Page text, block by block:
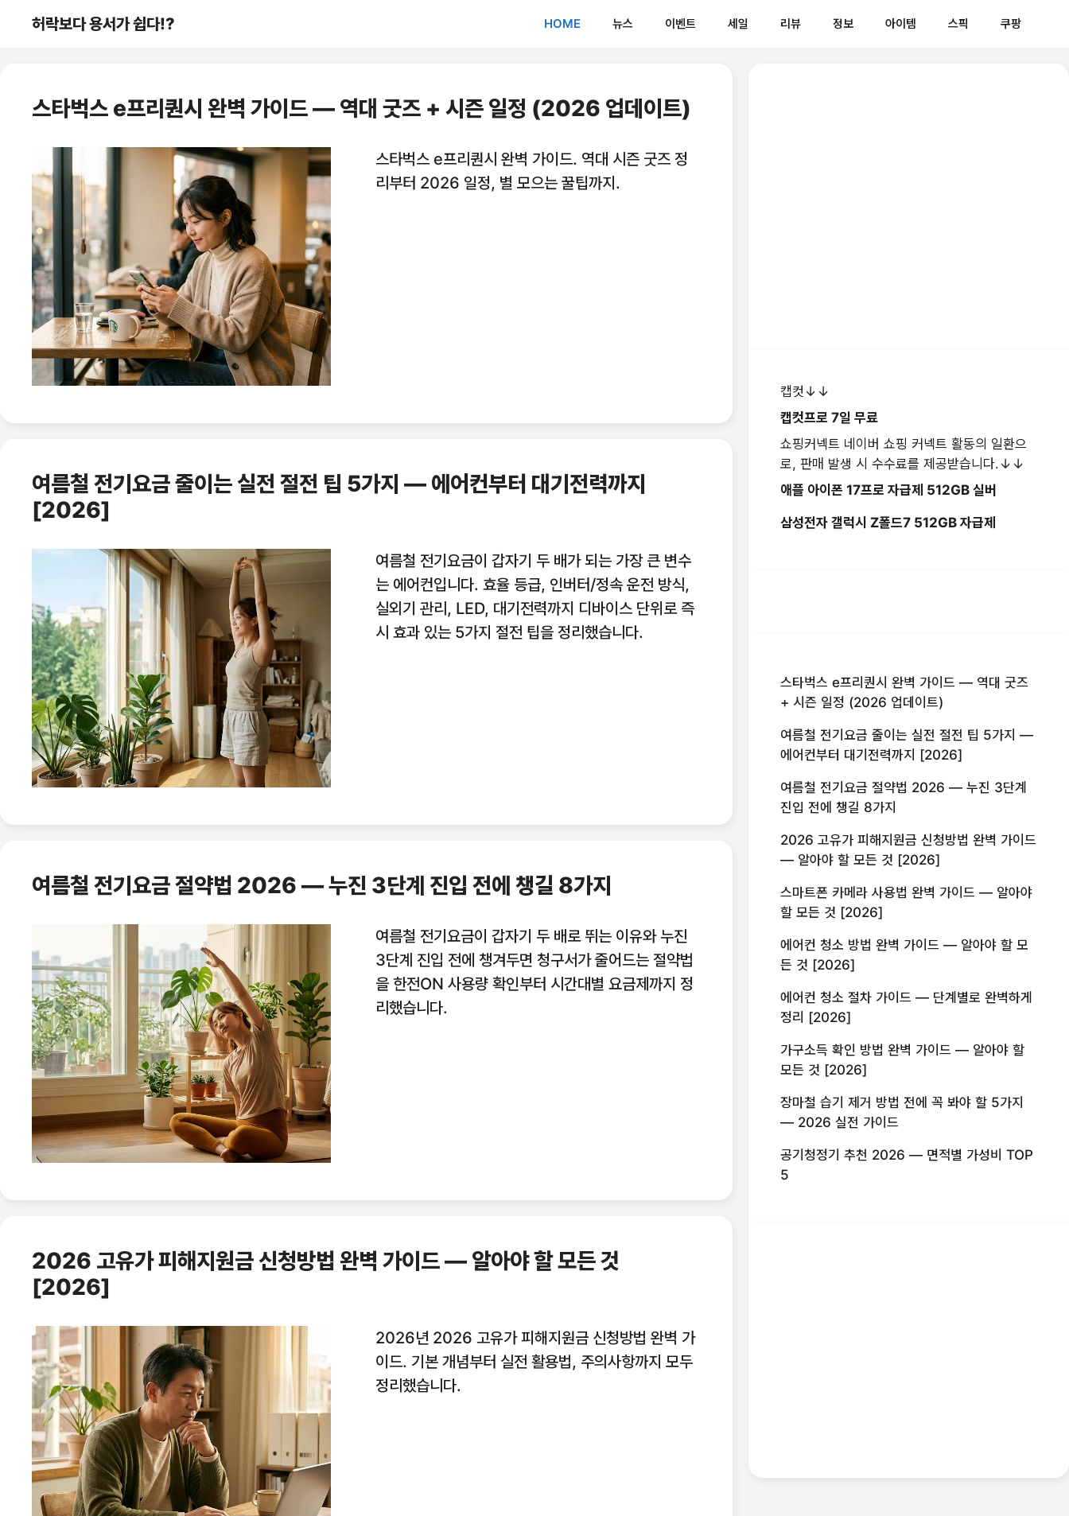
허락보다 용서가 쉽다!? HOME 뉴스 이벤트 세일 리뷰 정보 아이템 스픽 쿠팡
스타벅스 e프리퀀시 완벽 가이드 — 역대 굿즈 + 시즌 일정 (2026 업데이트)
스타벅스 e프리퀀시 완벽 가이드. 역대 시즌 굿즈 정
리부터 2026 일정, 별 모으는 꿀팁까지.
여름철 전기요금 줄이는 실전 절전 팁 5가지 — 에어컨부터 대기전력까지
[2026]
여름철 전기요금이 갑자기 두 배가 되는 가장 큰 변수
는 에어컨입니다. 효율 등급, 인버터/정속 운전 방식,
실외기 관리, LED, 대기전력까지 디바이스 단위로 즉
시 효과 있는 5가지 절전 팁을 정리했습니다.
여름철 전기요금 절약법 2026 — 누진 3단계 진입 전에 챙길 8가지
여름철 전기요금이 갑자기 두 배로 뛰는 이유와 누진
3단계 진입 전에 챙겨두면 청구서가 줄어드는 절약법
을 한전ON 사용량 확인부터 시간대별 요금제까지 정
리했습니다.
2026 고유가 피해지원금 신청방법 완벽 가이드 — 알아야 할 모든 것
[2026]
2026년 2026 고유가 피해지원금 신청방법 완벽 가
이드. 기본 개념부터 실전 활용법, 주의사항까지 모두
정리했습니다.
캡컷↓↓
캡컷프로 7일 무료
쇼핑커넥트 네이버 쇼핑 커넥트 활동의 일환으
로, 판매 발생 시 수수료를 제공받습니다.↓↓
애플 아이폰 17프로 자급제 512GB 실버
삼성전자 갤럭시 Z폴드7 512GB 자급제
스타벅스 e프리퀀시 완벽 가이드 — 역대 굿즈
+ 시즌 일정 (2026 업데이트)
여름철 전기요금 줄이는 실전 절전 팁 5가지 —
에어컨부터 대기전력까지 [2026]
여름철 전기요금 절약법 2026 — 누진 3단계
진입 전에 챙길 8가지
2026 고유가 피해지원금 신청방법 완벽 가이드
— 알아야 할 모든 것 [2026]
스마트폰 카메라 사용법 완벽 가이드 — 알아야
할 모든 것 [2026]
에어컨 청소 방법 완벽 가이드 — 알아야 할 모
든 것 [2026]
에어컨 청소 절차 가이드 — 단계별로 완벽하게
정리 [2026]
가구소득 확인 방법 완벽 가이드 — 알아야 할
모든 것 [2026]
장마철 습기 제거 방법 전에 꼭 봐야 할 5가지
— 2026 실전 가이드
공기청정기 추천 2026 — 면적별 가성비 TOP
5